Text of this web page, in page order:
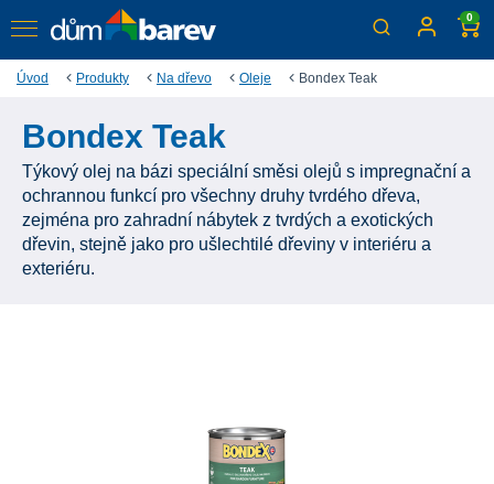
0
Úvod Produkty Na dřevo Oleje Bondex Teak
Bondex Teak
Týkový olej na bázi speciální směsi olejů s impregnační a
ochrannou funkcí pro všechny druhy tvrdého dřeva,
zejména pro zahradní nábytek z tvrdých a exotických
dřevin, stejně jako pro ušlechtilé dřeviny v interiéru a
exteriéru.